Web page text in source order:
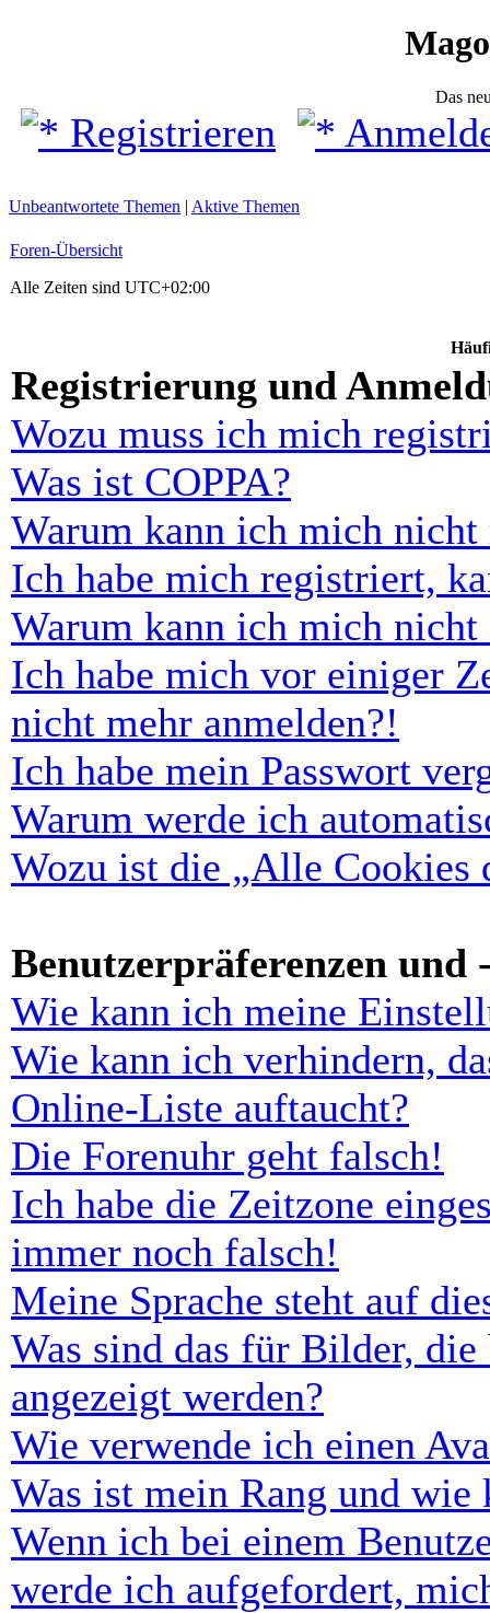
Das
Registrieren
Unbeantwortete Themen | Aktive Themen
Foren-Übersicht
Alle Zeiten sind UTC+02:00
Registrierung und
Wozu muss ich mich
Was ist COPPA?
Warum kann ich mich nicht
Ich habe mich registriert,
Warum kann ich mich nicht
Ich habe mich vor einiger
nicht mehr anmelden?!
Ich habe mein Passwort
Warum werde ich
Wozu ist die „Alle Cookies
Benutzerpräferenzen und
Wie kann ich meine
Wie kann ich verhindern,
Online-Liste auftaucht?
Die Forenuhr geht falsch!
Ich habe die Zeitzone
immer noch falsch!
Meine Sprache steht auf
Was sind das für Bilder,
angezeigt werden?
Wie verwende ich einen
Was ist mein Rang und wie
Wenn ich bei einem
werde ich aufgefordert,